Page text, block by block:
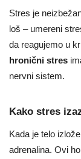
Stres je
loš – umereni
da reagujemo u
hronični stres
nervni sistem.
Kako stres
Kada je telo
adrenalina. Ovi